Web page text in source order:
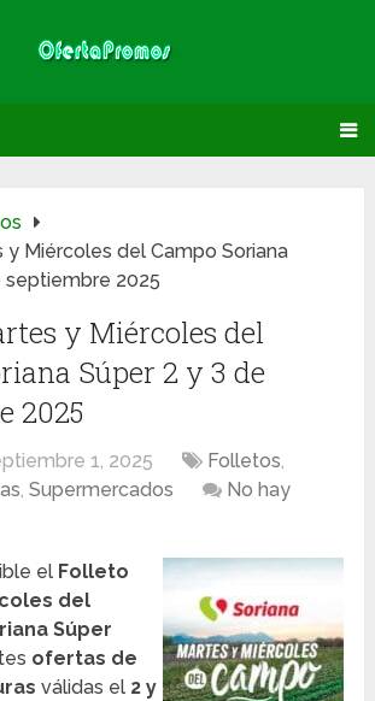
y Miércoles del Campo Soriana
septiembre 2025
y Miércoles del
Súper 2 y 3 de
2025
1, 2025 Folletos,
,Supermercados
No hay
el Folleto
del
Súper
ofertas de
válidas el 2 y